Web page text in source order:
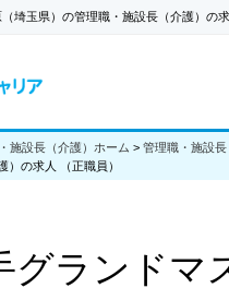
埼玉県）の管理職・施設長（介護）の求
施設長（介護）ホーム > 管理職・施設長
）の求人 （正職員）
グランドマ